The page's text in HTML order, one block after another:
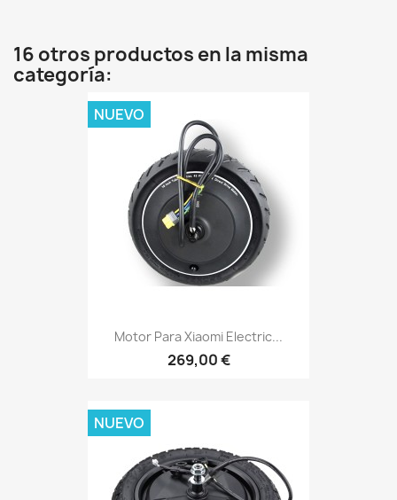
16 otros productos en la misma
categoría:
Motor Para Xiaomi Electric...
269,00 €
NUEVO
NUEVO